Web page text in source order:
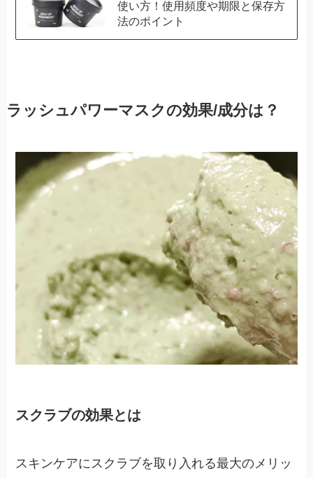
使い方！使用頻度や期限と保存方
法のポイント
ラッシュパワーマスクの効果/成分は？
スクラブの効果とは
スキンケアにスクラブを取り入れる最大のメリッ